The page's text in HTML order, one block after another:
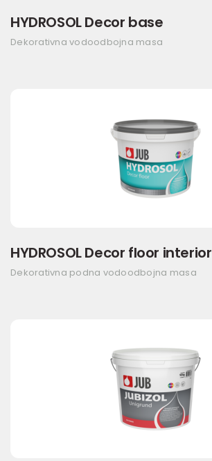
HYDROSOL Decor base
Dekorativna vodoodbojna masa
HYDROSOL Decor floor interior
Dekorativna podna vodoodbojna masa